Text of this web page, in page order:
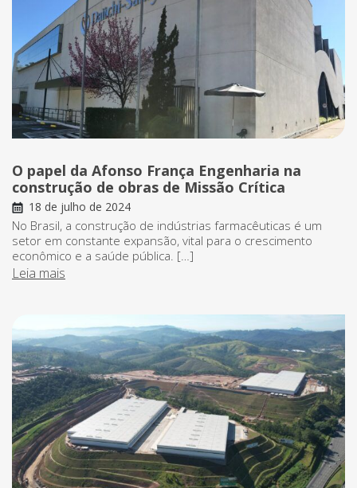
O papel da Afonso França Engenharia na
construção de obras de Missão Crítica
18 de julho de 2024
No Brasil, a construção de indústrias farmacêuticas é um
setor em constante expansão, vital para o crescimento
econômico e a saúde pública. […]
Leia mais